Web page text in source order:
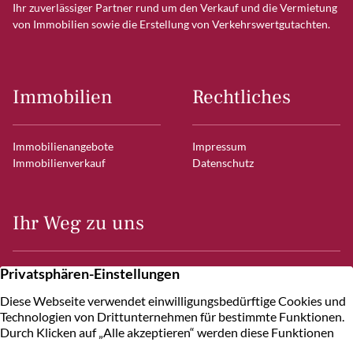
Ihr zuverlässiger Partner rund um den Verkauf und die Vermietung
von Immobilien sowie die Erstellung von Verkehrswertgutachten.
Immobilien
Immobilienangebote
Immobilienverkauf
Rechtliches
Impressum
Datenschutz
Ihr Weg zu uns
Frahmredder 7